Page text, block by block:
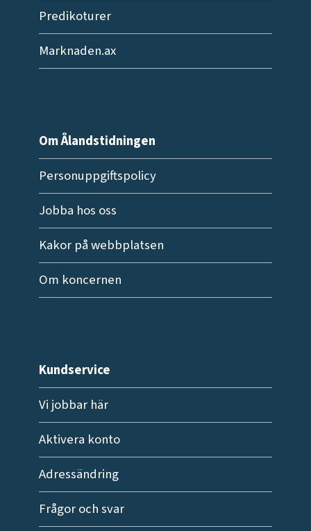
Predikoturer
Marknaden.ax
Om Ålandstidningen
Personuppgiftspolicy
Jobba hos oss
Kakor på webbplatsen
Om koncernen
Kundservice
Vi jobbar här
Aktivera konto
Adressändring
Frågor och svar